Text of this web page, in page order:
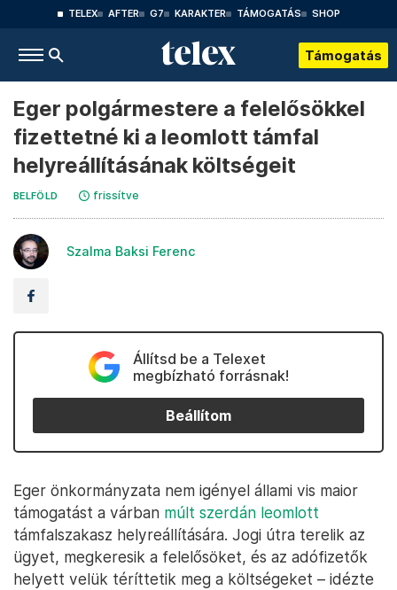
TELEX AFTER G7 KARAKTER TÁMOGATÁS SHOP
Támogatás
Eger polgármestere a felelősökkel
fizettetné ki a leomlott támfal
helyreállításának költségeit
BELFÖLD frissítve
Szalma Baksi Ferenc
Állítsd be a Telexet
megbízható forrásnak!
Beállítom
Eger önkormányzata nem igényel állami vis maior
támogatást a várban múlt szerdán leomlott
támfalszakasz helyreállítására. Jogi útra terelik az
ügyet, megkeresik a felelősöket, és az adófizetők
helyett velük téríttetik meg a költségeket – idézte